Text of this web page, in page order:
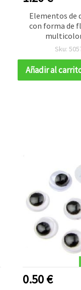
Elementos de
con forma de
manualidades,
Sku:
Añadir al
0.50 €